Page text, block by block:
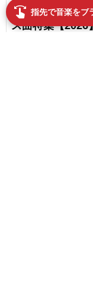
【文化祭・学園
ス曲特集【2026
swipe 指先で音楽をブ